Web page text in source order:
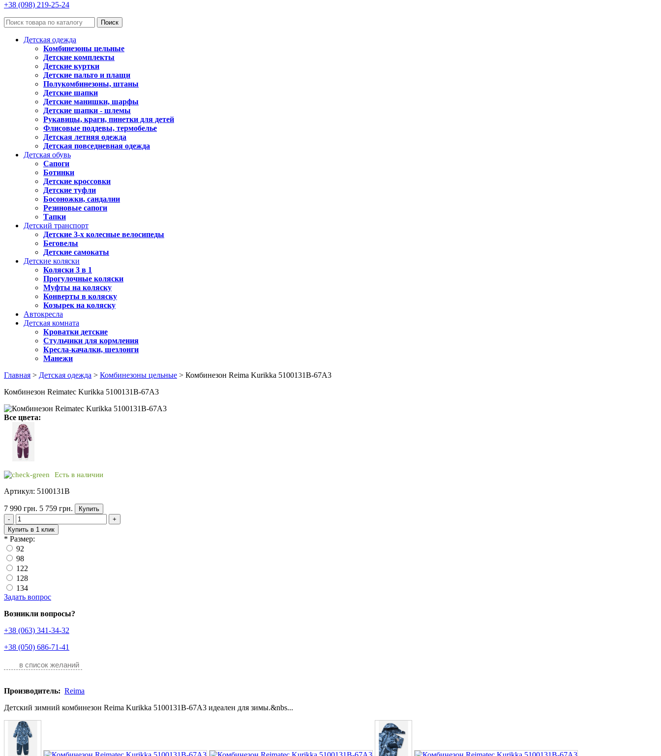
+38 (098) 219-25-24
Поиск
Детская одежда
Комбинезоны цельные
Детские комплекты
Детские куртки
Детские пальто и плащи
Полукомбинезоны, штаны
Детские шапки
Детские манишки, шарфы
Детские шапки - шлемы
Рукавицы, краги, пинетки для детей
Флисовые поддевы, термобелье
Детская летняя одежда
Детская повседневная одежда
Детская обувь
Сапоги
Ботинки
Детские кроссовки
Детские туфли
Босоножки, сандалии
Резиновые сапоги
Тапки
Детский транспорт
Детские 3-х колесные велосипеды
Беговелы
Детские самокаты
Детские коляски
Коляски 3 в 1
Прогулочные коляски
Муфты на коляску
Конверты в коляску
Козырек на коляску
Автокресла
Детская комната
Кроватки детские
Стульчики для кормления
Кресла-качалки, шезлонги
Манежи
Главная > Детская одежда > Комбинезоны цельные > Комбинезон Reima Kurikka 5100131B-67A3
Комбинезон Reimatec Kurikka 5100131B-67A3
Все цвета:
Есть в наличии
Артикул: 5100131B
7 990 грн. 5 759 грн.
Купить
-
+
Купить в 1 клик
* Размер:
92
98
122
128
134
Задать вопрос
Возникли вопросы?
+38 (063) 341-34-32
+38 (050) 686-71-41
в список желаний
Производитель: Reima
Детский зимний комбинезон Reima Kurikka 5100131B-67A3 идеален для зимы.&nbs...